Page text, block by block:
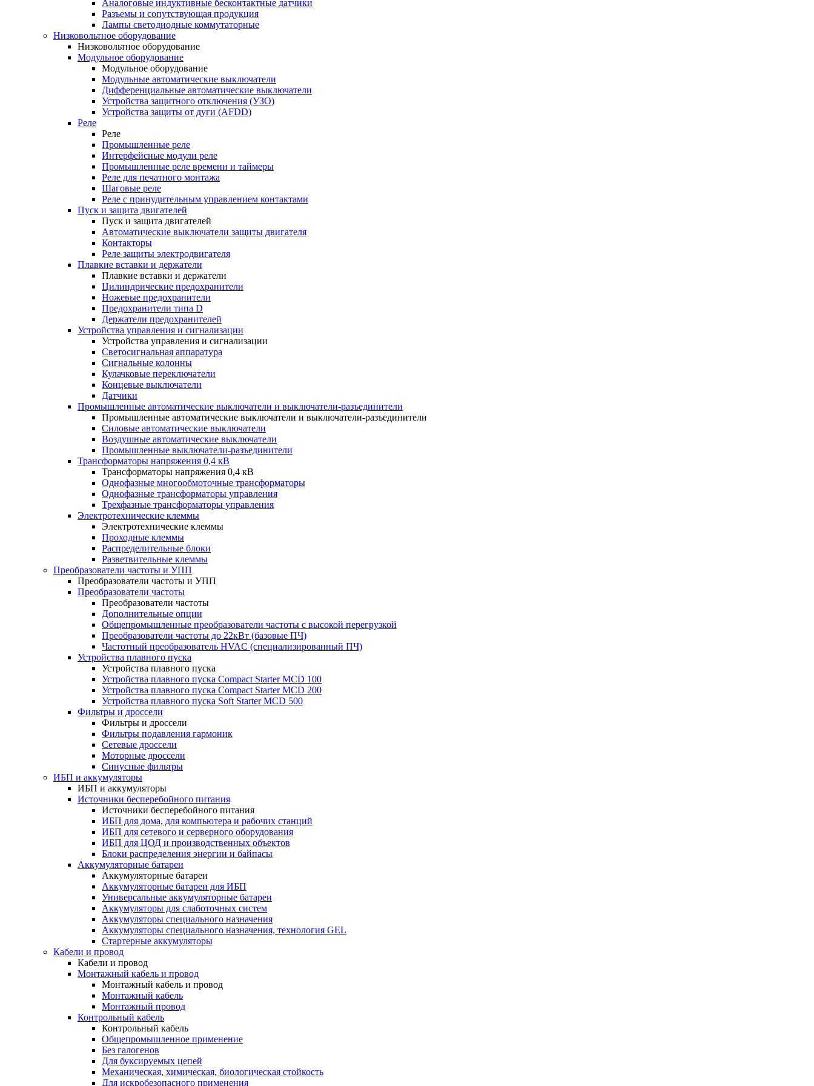
Аналоговые индуктивные бесконтактные датчики
Разъемы и сопутствующая продукция
Лампы светодиодные коммутаторные
Низковольтное оборудование
Низковольтное оборудование
Модульное оборудование
Модульное оборудование
Модульные автоматические выключатели
Дифференциальные автоматические выключатели
Устройства защитного отключения (УЗО)
Устройства защиты от дуги (AFDD)
Реле
Реле
Промышленные реле
Интерфейсные модули реле
Промышленные реле времени и таймеры
Реле для печатного монтажа
Шаговые реле
Реле с принудительным управлением контактами
Пуск и защита двигателей
Пуск и защита двигателей
Автоматические выключатели защиты двигателя
Контакторы
Реле защиты электродвигателя
Плавкие вставки и держатели
Плавкие вставки и держатели
Цилиндрические предохранители
Ножевые предохранители
Предохранители типа D
Держатели предохранителей
Устройства управления и сигнализации
Устройства управления и сигнализации
Светосигнальная аппаратура
Сигнальные колонны
Кулачковые переключатели
Концевые выключатели
Датчики
Промышленные автоматические выключатели и выключатели-разъединители
Промышленные автоматические выключатели и выключатели-разъединители
Силовые автоматические выключатели
Воздушные автоматические выключатели
Промышленные выключатели-разъединители
Трансформаторы напряжения 0,4 кВ
Трансформаторы напряжения 0,4 кВ
Однофазные многообмоточные трансформаторы
Однофазные трансформаторы управления
Трехфазные трансформаторы управления
Электротехнические клеммы
Электротехнические клеммы
Проходные клеммы
Распределительные блоки
Разветвительные клеммы
Преобразователи частоты и УПП
Преобразователи частоты и УПП
Преобразователи частоты
Преобразователи частоты
Дополнительные опции
Общепромышленные преобразователи частоты с высокой перегрузкой
Преобразователи частоты до 22кВт (базовые ПЧ)
Частотный преобразователь HVAC (специализированный ПЧ)
Устройства плавного пуска
Устройства плавного пуска
Устройства плавного пуска Compact Starter MCD 100
Устройства плавного пуска Compact Starter MCD 200
Устройства плавного пуска Soft Starter MCD 500
Фильтры и дроссели
Фильтры и дроссели
Фильтры подавления гармоник
Сетевые дроссели
Моторные дроссели
Синусные фильтры
ИБП и аккумуляторы
ИБП и аккумуляторы
Источники бесперебойного питания
Источники бесперебойного питания
ИБП для дома, для компьютера и рабочих станций
ИБП для сетевого и серверного оборудования
ИБП для ЦОД и производственных объектов
Блоки распределения энергии и байпасы
Аккумуляторные батареи
Аккумуляторные батареи
Аккумуляторные батареи для ИБП
Универсальные аккумуляторные батареи
Аккумуляторы для слаботочных систем
Аккумуляторы специального назначения
Аккумуляторы специального назначения, технология GEL
Стартерные аккумуляторы
Кабели и провод
Кабели и провод
Монтажный кабель и провод
Монтажный кабель и провод
Монтажный кабель
Монтажный провод
Контрольный кабель
Контрольный кабель
Общепромышленное применение
Без галогенов
Для буксируемых цепей
Механическая, химическая, биологическая стойкость
Для искробезопасного применения